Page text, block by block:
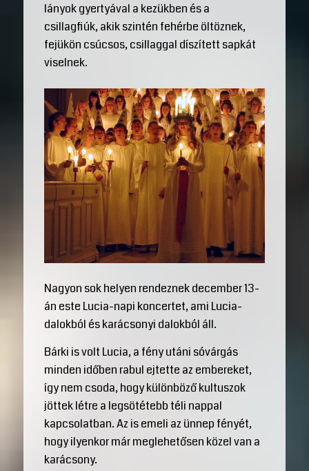
lányok gyertyával a kezükben és a
csillagfiúk, akik szintén fehérbe öltöznek,
fejükön csúcsos, csillaggal díszített sapkát
viselnek.
Nagyon sok helyen rendeznek december 13-
án este Lucia-napi koncertet, ami Lucia-
dalokból és karácsonyi dalokból áll.
Bárki is volt Lucia, a fény utáni sóvárgás
minden időben rabul ejtette az embereket,
így nem csoda, hogy különböző kultuszok
jöttek létre a legsötétebb téli nappal
kapcsolatban. Az is emeli az ünnep fényét,
hogy ilyenkor már meglehetősen közel van a
karácsony.